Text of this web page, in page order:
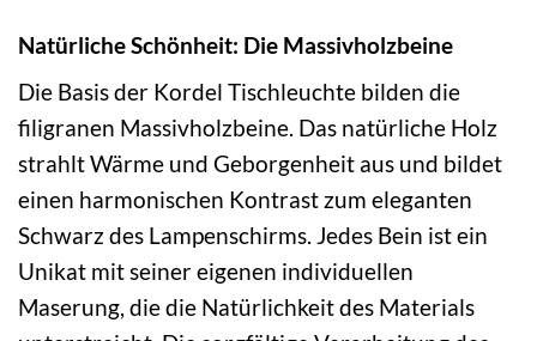
Natürliche Schönheit: Die Massivholzbeine
Die Basis der Kordel Tischleuchte bilden die
filigranen Massivholzbeine. Das natürliche Holz
strahlt Wärme und Geborgenheit aus und bildet
einen harmonischen Kontrast zum eleganten
Schwarz des Lampenschirms. Jedes Bein ist ein
Unikat mit seiner eigenen individuellen
Maserung, die die Natürlichkeit des Materials